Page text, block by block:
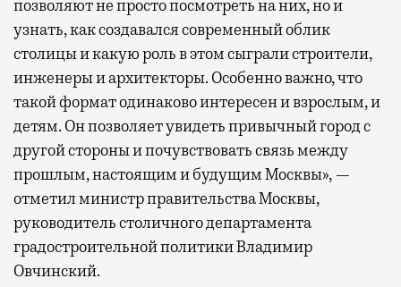
позволяют не просто посмотреть на них, но и
узнать, как создавался современный облик
столицы и какую роль в этом сыграли строители,
инженеры и архитекторы. Особенно важно, что
такой формат одинаково интересен и взрослым, и
детям. Он позволяет увидеть привычный город с
другой стороны и почувствовать связь между
прошлым, настоящим и будущим Москвы», —
отметил министр правительства Москвы,
руководитель столичного департамента
градостроительной политики Владимир
Овчинский.